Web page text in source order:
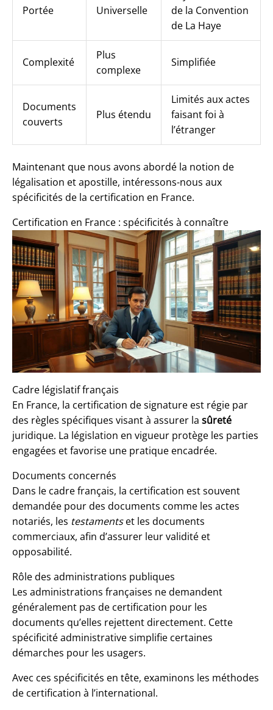
Portée Universelle
de la Convention
de La Haye
Complexité
Plus
complexe
Simplifiée
Documents
couverts
Plus étendu
Limités aux actes
faisant foi à
l’étranger
Maintenant que nous avons abordé la notion de
légalisation et apostille, intéressons-nous aux
spécificités de la certification en France.
Certification en France : spécificités à connaître
Cadre législatif français
En France, la certification de signature est régie par
des règles spécifiques visant à assurer la sûreté
juridique. La législation en vigueur protège les parties
engagées et favorise une pratique encadrée.
Documents concernés
Dans le cadre français, la certification est souvent
demandée pour des documents comme les actes
notariés, les testamentset les documents
commerciaux, afin d’assurer leur validité et
opposabilité.
Rôle des administrations publiques
Les administrations françaises ne demandent
généralement pas de certification pour les
documents qu’elles rejettent directement. Cette
spécificité administrative simplifie certaines
démarches pour les usagers.
Avec ces spécificités en tête, examinons les méthodes
de certification à l’international.